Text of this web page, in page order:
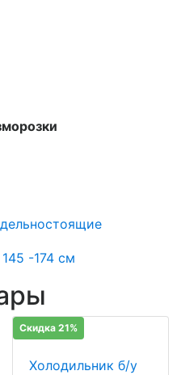
-174 см
Скидка 21%
Холодильник б/у